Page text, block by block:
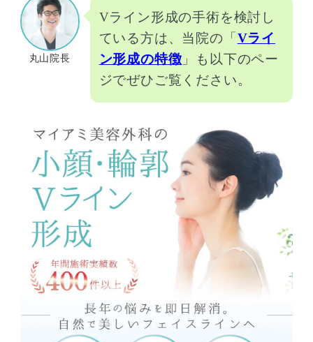
丸山院長
Vライン形成の手術を検討し
ている方は、当院の「 Vライ
ン形成の特徴 」も以下のペー
ジでぜひご覧ください。